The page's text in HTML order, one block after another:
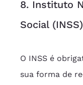
8. Instituto
Social (INSS)
O INSS é
sua forma de